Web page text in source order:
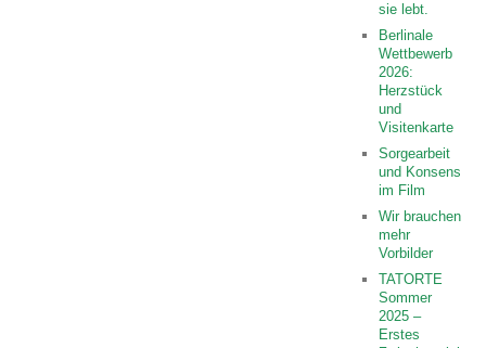
sie lebt.
Berlinale
Wettbewerb
2026:
Herzstück
und
Visitenkarte
Sorgearbeit
und Konsens
im Film
Wir brauchen
mehr
Vorbilder
TATORTE
Sommer
2025 –
Erstes